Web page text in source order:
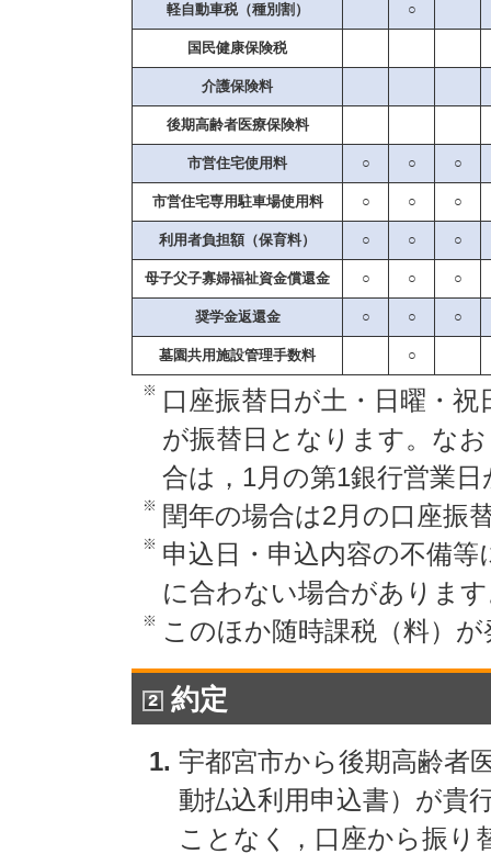
軽自動車税（種別割） ○
国民健康保険税
介護保険料
後期高齢者医療保険料
市営住宅使用料 ○ ○ ○
市営住宅専用駐車場使用料 ○ ○ ○
利用者負担額（保育料） ○ ○ ○
母子父子寡婦福祉資金償還金 ○ ○ ○
奨学金返還金 ○ ○ ○
墓園共用施設管理手数料 ○
※ 口座振替日が土・日曜・
が振替日となります。な
合は，1月の第1銀行営業
※ 閏年の場合は2月の口座振
※ 申込日・申込内容の不備
に合わない場合がありま
※ このほか随時課税（料）
約定
宇都宮市から後期高齢者
動払込利用申込書）が貴
ことなく，口座から振り